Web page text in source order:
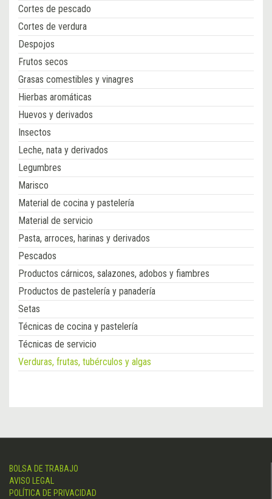
Cortes de pescado
Cortes de verdura
Despojos
Frutos secos
Grasas comestibles y vinagres
Hierbas aromáticas
Huevos y derivados
Insectos
Leche, nata y derivados
Legumbres
Marisco
Material de cocina y pastelería
Material de servicio
Pasta, arroces, harinas y derivados
Pescados
Productos cárnicos, salazones, adobos y fiambres
Productos de pastelería y panadería
Setas
Técnicas de cocina y pastelería
Técnicas de servicio
Verduras, frutas, tubérculos y algas
BOLSA DE TRABAJO
AVISO LEGAL
POLÍTICA DE PRIVACIDAD